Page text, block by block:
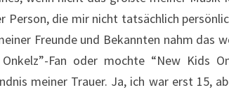
Person, die mir nicht tatsächlich
Freunde und Bekannten nahm das
Fan oder mochte “New Kids
meiner Trauer. Ja, ich war erst 15,